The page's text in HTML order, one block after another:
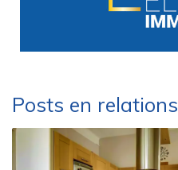
Posts en relations